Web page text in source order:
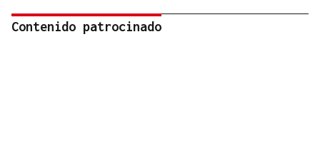
Contenido patrocinado